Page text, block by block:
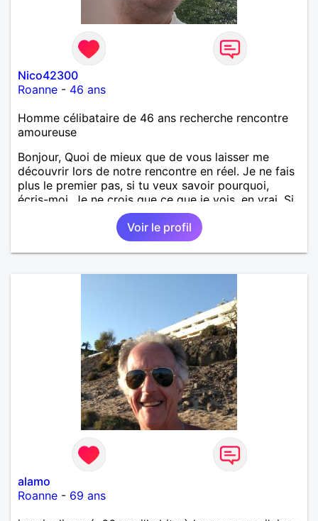
Nico42300
Roanne - 46 ans
Homme célibataire de 46 ans recherche rencontre
amoureuse
Bonjour, Quoi de mieux que de vous laisser me
découvrir lors de notre rencontre en réel. Je ne fais
plus le premier pas, si tu veux savoir pourquoi,
écris-moi. Je ne crois que ce que je vois, en vrai. Si
tu souhaites voir + de photos, envoie-moi un coup
de cœur pour avoir accès à mon album privé, mes
photos de famille et avec mes ami(e)s, entre autres,
sinon c'est que ma vie ne t'intéresse pas. N'hésites
Voir le profil
alamo
Roanne - 69 ans